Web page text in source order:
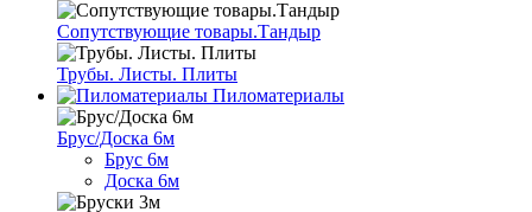
Сопутствующие товары.Тандыр
Трубы. Листы. Плиты
Пиломатериалы
Брус/Доска 6м
Брус 6м
Доска 6м